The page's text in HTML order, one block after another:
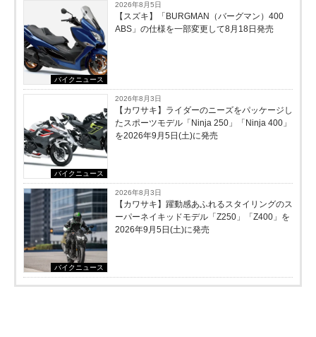
バイクニュース
2026年8月5日
【スズキ】「BURGMAN（バーグマン）400
ABS」の仕様を一部変更して8月18日発売
バイクニュース
2026年8月3日
【カワサキ】ライダーのニーズをパッケージし
たスポーツモデル「Ninja 250」「Ninja 400」
を2026年9月5日(土)に発売
バイクニュース
2026年8月3日
【カワサキ】躍動感あふれるスタイリングのス
ーパーネイキッドモデル「Z250」「Z400」を
2026年9月5日(土)に発売